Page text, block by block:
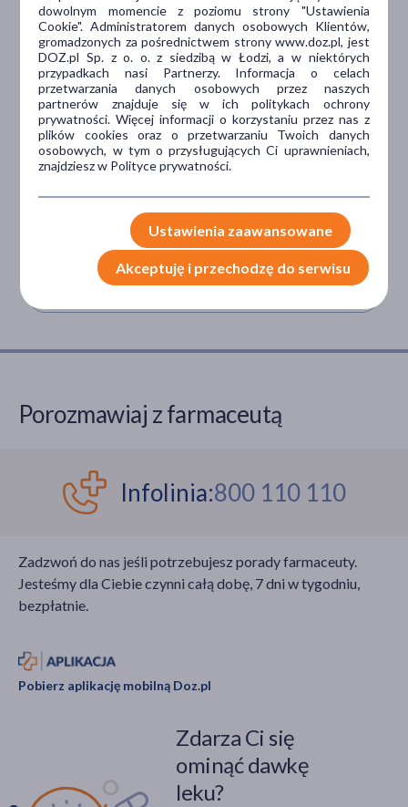
Rybia łuska (ichtioza) – objawy, rodzaje i leczenie
Przeczytane 352 razy
Olaf Bąk
Porozmawiaj z farmaceutą
Infolinia:800 110 110
Zadzwoń do nas jeśli potrzebujesz porady farmaceuty.
Jesteśmy dla Ciebie czynni całą dobę, 7 dni w tygodniu,
bezpłatnie.
Pobierz aplikację mobilną Doz.pl
Zdarza Ci się
ominąć dawkę
leku?
dowolnym momencie z poziomu strony "Ustawienia
Cookie". Administratorem danych osobowych Klientów,
gromadzonych za pośrednictwem strony www.doz.pl, jest
DOZ.pl Sp. z o. o. z siedzibą w Łodzi, a w niektórych
przypadkach nasi Partnerzy. Informacja o celach
przetwarzania danych osobowych przez naszych
partnerów znajduje się w ich politykach ochrony
prywatności. Więcej informacji o korzystaniu przez nas z
plików cookies oraz o przetwarzaniu Twoich danych
osobowych, w tym o przysługujących Ci uprawnieniach,
znajdziesz w Polityce prywatności.
Ustawienia zaawansowane
Akceptuję i przechodzę do serwisu